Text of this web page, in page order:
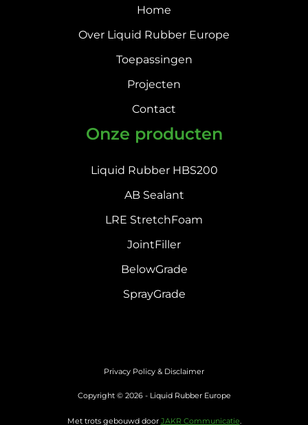
Home
Over Liquid Rubber Europe
Toepassingen
Projecten
Contact
Onze producten
Liquid Rubber HBS200
AB Sealant
LRE StretchFoam
JointFiller
BelowGrade
SprayGrade
Privacy Policy & Disclaimer
Copyright © 2026 - Liquid Rubber Europe
Met trots gebouwd door JAKR Communicatie.